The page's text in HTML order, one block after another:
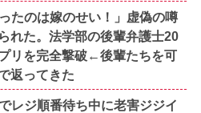
たのは嫁のせい！」虚偽の噂
れた。法学部の後輩弁護士20
リを完全撃破←後輩たちを可
返ってきた
レジ順番待ち中に老害ジジイ